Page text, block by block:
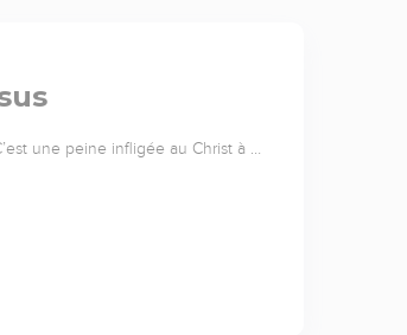
une peine infligée au Christ à …